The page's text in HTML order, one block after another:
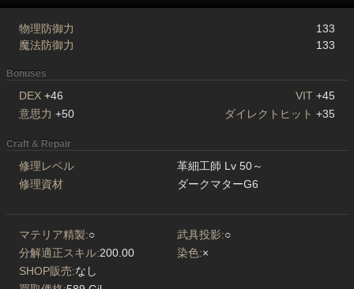
物理防御力
133
魔法防御力
133
Bonuses
DEX +46 VIT +45
意思力 +50 ダイレクトヒット +35
Craft & Repair
修理レベル
革細工師 Lv 50～
修理資材
ダークマターG6
マテリア精製:○ 武具投影:○
分解適正スキル:200.00 染色:×
SHOP販売:なし